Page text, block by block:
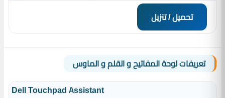
تحميل / تنزيل
تعريفات لوحة المفاتيح و القلم و الماوس
Dell Touchpad Assistant